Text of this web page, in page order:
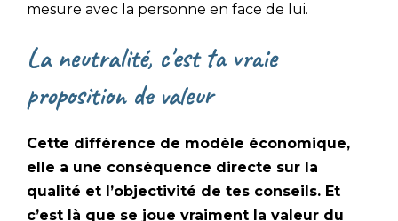
mesure avec la personne en face de lui.
La neutralité, c'est ta vraie
proposition de valeur
Cette différence de modèle économique,
elle a une conséquence directe sur la
qualité et l’objectivité de tes conseils. Et
c’est là que se joue vraiment la valeur du